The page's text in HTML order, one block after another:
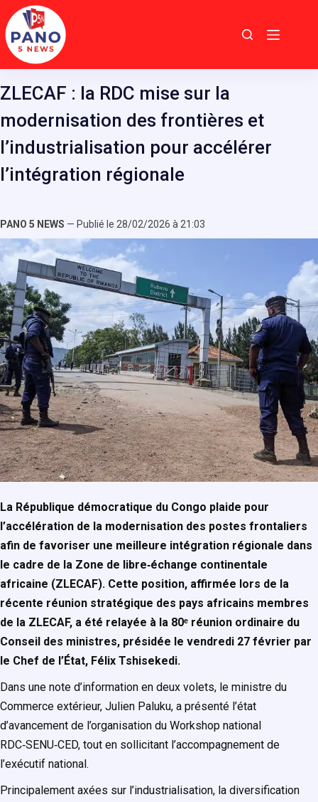
Passer
au
contenu
ZLECAF : la RDC mise sur la
modernisation des frontières et
l’industrialisation pour accélérer
l’intégration régionale
PANO 5 NEWS — Publié le 28/02/2026 à 21:03
La République démocratique du Congo plaide pour
l’accélération de la modernisation des postes frontaliers
afin de favoriser une meilleure intégration régionale dans
le cadre de la Zone de libre‑échange continentale
africaine (ZLECAF). Cette position, affirmée lors de la
récente réunion stratégique des pays africains membres
de la ZLECAF, a été relayée à la 80ᵉ réunion ordinaire du
Conseil des ministres, présidée le vendredi 27 février par
le Chef de l’État, Félix Tshisekedi.
Dans une note d’information en deux volets, le ministre du
Commerce extérieur, Julien Paluku, a présenté l’état
d’avancement de l’organisation du Workshop national
RDC‑SENU‑CED, tout en sollicitant l’accompagnement de
l’exécutif national.
Principalement axées sur l’industrialisation, la diversification